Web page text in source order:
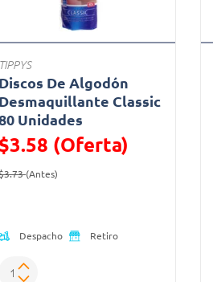
De Algodón
Classic
Unidades
(Oferta)
reducido de
(Antes)
Despacho Retiro